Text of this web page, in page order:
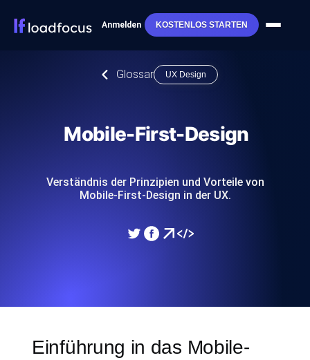
Anmelden KOSTENLOS STARTEN
Glossar UX Design
Mobile-First-Design
Verständnis der Prinzipien und Vorteile von
Mobile-First-Design in der UX.
Einführung in das Mobile-